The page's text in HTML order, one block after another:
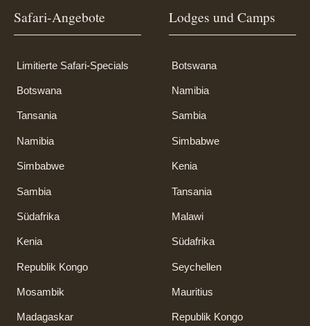
Safari-Angebote
Limitierte Safari-Specials
Botswana
Tansania
Namibia
Simbabwe
Sambia
Südafrika
Kenia
Republik Kongo
Mosambik
Madagaskar
Lodges und Camps
Botswana
Namibia
Sambia
Simbabwe
Kenia
Tansania
Malawi
Südafrika
Seychellen
Mauritius
Republik Kongo